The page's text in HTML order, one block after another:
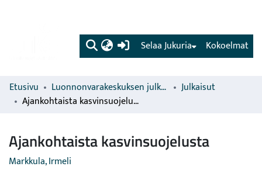
(current) Kokoelmat
Selaa Jukuria
Etusivu Luonnonvarakeskuksen julkaisut
Julkaisut
Ajankohtaista kasvinsuojelusta
Ajankohtaista kasvinsuojelusta
Markkula, Irmeli